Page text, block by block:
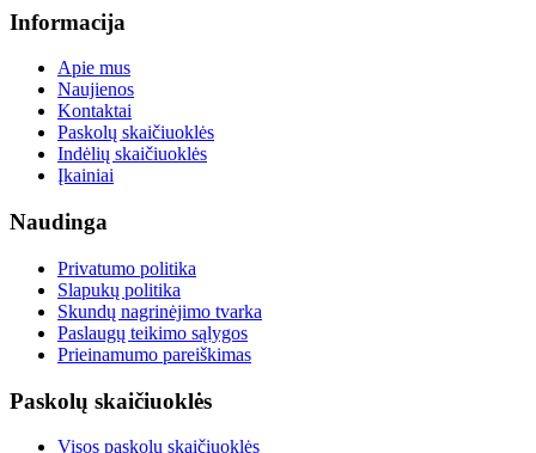
Informacija
Apie mus
Naujienos
Kontaktai
Paskolų skaičiuoklės
Indėlių skaičiuoklės
Įkainiai
Naudinga
Privatumo politika
Slapukų politika
Skundų nagrinėjimo tvarka
Paslaugų teikimo sąlygos
Prieinamumo pareiškimas
Paskolų skaičiuoklės
Visos paskolų skaičiuoklės